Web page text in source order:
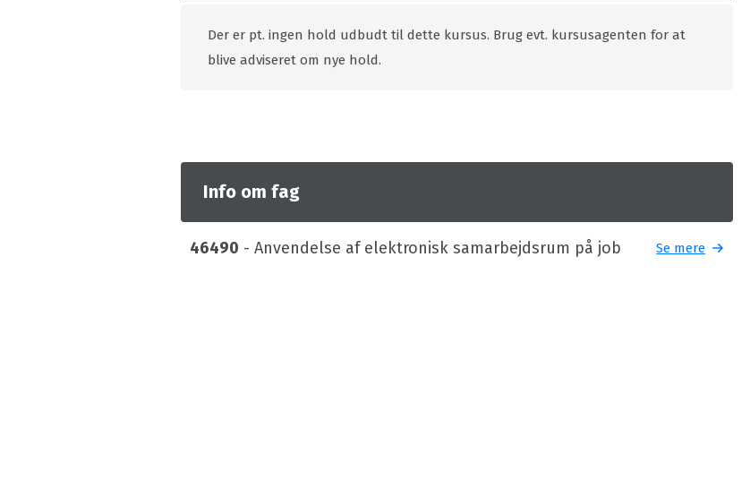
Der er pt. ingen hold udbudt til dette kursus. Brug evt. kursusagenten for at
blive adviseret om nye hold.
Info om fag
46490 - Anvendelse af elektronisk samarbejdsrum på job Se mere